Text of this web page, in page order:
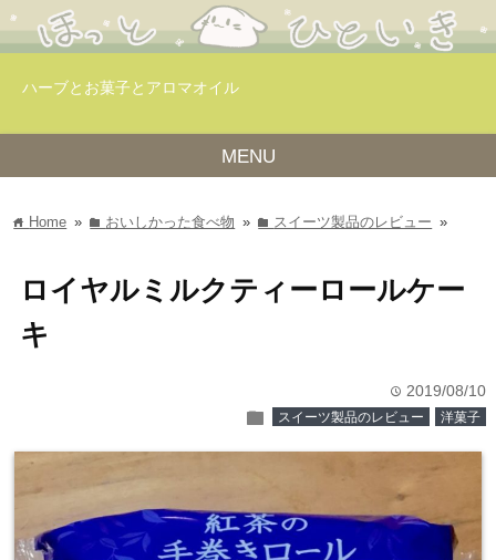
ハーブとお菓子とアロマオイル
MENU
home Home » folder おいしかった食べ物 » folder スイーツ製品のレビュー »
ロイヤルミルクティーロールケー
キ
time 2019/08/10
folder スイーツ製品のレビュー 洋菓子